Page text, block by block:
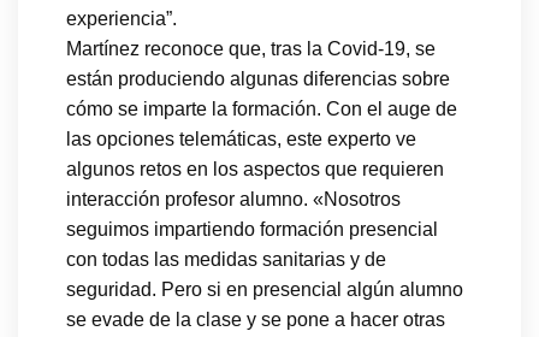
experiencia”.
Martínez reconoce que, tras la Covid-19, se
están produciendo algunas diferencias sobre
cómo se imparte la formación. Con el auge de
las opciones telemáticas, este experto ve
algunos retos en los aspectos que requieren
interacción profesor alumno. «Nosotros
seguimos impartiendo formación presencial
con todas las medidas sanitarias y de
seguridad. Pero si en presencial algún alumno
se evade de la clase y se pone a hacer otras